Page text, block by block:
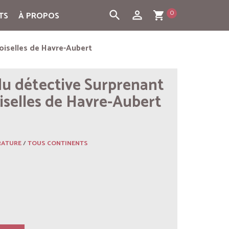
À PROPOS shopping_cart 0
person_outline
search
de Havre-Aubert
détective Surprenant
de Havre-Aubert
/TOUS CONTINENTS